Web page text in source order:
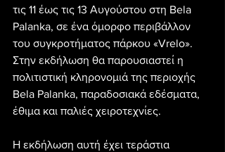
τις 11 έως τις 13 Αυγούστου στη Bela
Palanka, σε ένα όμορφο περιβάλλον
του συγκροτήματος πάρκου «Vrelo».
Στην εκδήλωση θα παρουσιαστεί η
πολιτιστική κληρονομιά της περιοχής
Bela Palanka, παραδοσιακά εδέσματα,
έθιμα και παλιές χειροτεχνίες.
Η εκδήλωση αυτή έχει τεράστια